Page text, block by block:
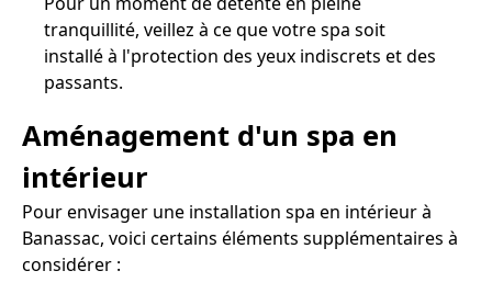
tranquillité, veillez à ce que votre spa soit
installé à l'protection des yeux indiscrets et des
passants.
Aménagement d'un spa en
intérieur
Pour envisager une installation spa en intérieur à
Banassac, voici certains éléments supplémentaires à
considérer :